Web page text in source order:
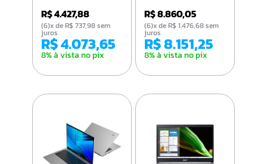
R$ 4.427,88
R$ 4.073,65
8% à vista no pix
(6)x de R$ 737,98 sem
juros
SSD/WIN 11 PRO
R$ 8.860,05
R$ 8.151,25
8% à vista no pix
(6)x de R$ 1.476,68 sem
juros